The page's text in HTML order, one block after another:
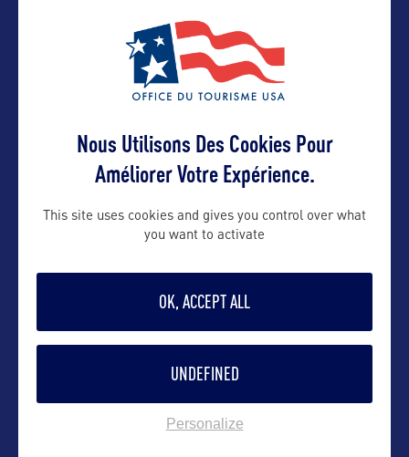
VOIR LE SITE
DANS LA MÊME CATEGORIE
Dairy Block
Nous Utilisons Des Cookies Pour
Améliorer Votre Expérience.
This site uses cookies and gives you control over what
you want to activate
OK, ACCEPT ALL
UNDEFINED
Personalize